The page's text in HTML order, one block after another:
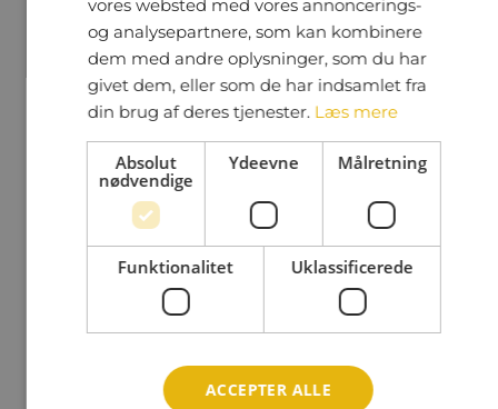
Overjordiske containere
Indendørs affaldshåndtering
vores websted med vores annoncerings-
og analysepartnere, som kan kombinere
dem med andre oplysninger, som du har
givet dem, eller som de har indsamlet fra
din brug af deres tjenester. Læs mere
Absolut
nødvendige
Ydeevne Målretning
Funktionalitet Uklassificerede
ACCEPTER ALLE